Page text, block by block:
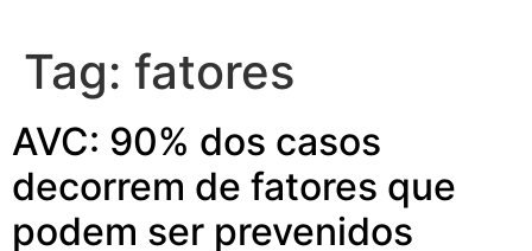
Tag: fatores
AVC: 90% dos casos
decorrem de fatores que
podem ser prevenidos